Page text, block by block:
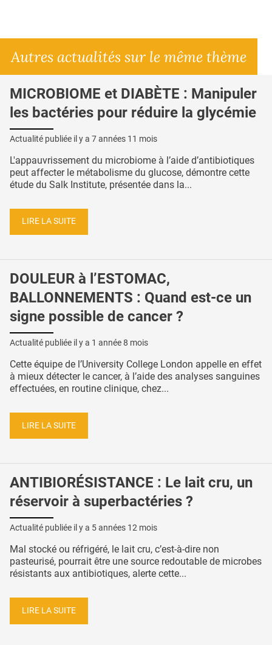
Autres actualités sur le même thème
MICROBIOME et DIABÈTE : Manipuler
les bactéries pour réduire la glycémie
Actualité publiée il y a 7 années 11 mois
L'appauvrissement du microbiome à l’aide d’antibiotiques
peut affecter le métabolisme du glucose, démontre cette
étude du Salk Institute, présentée dans la...
LIRE LA SUITE
DOULEUR à l’ESTOMAC,
BALLONNEMENTS : Quand est-ce un
signe possible de cancer ?
Actualité publiée il y a 1 année 8 mois
Cette équipe de l’University College London appelle en effet
à mieux détecter le cancer, à l’aide des analyses sanguines
effectuées, en routine clinique, chez...
LIRE LA SUITE
ANTIBIORÉSISTANCE : Le lait cru, un
réservoir à superbactéries ?
Actualité publiée il y a 5 années 12 mois
Mal stocké ou réfrigéré, le lait cru, c’est-à-dire non
pasteurisé, pourrait être une source redoutable de microbes
résistants aux antibiotiques, alerte cette...
LIRE LA SUITE